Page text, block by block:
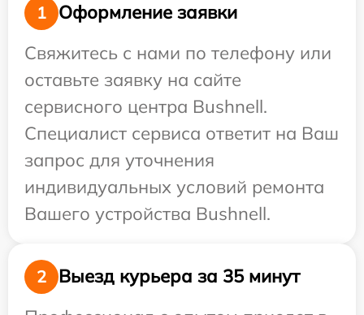
1
Оформление заявки
Свяжитесь с нами по телефону или
оставьте заявку на сайте
сервисного центра Bushnell.
Специалист сервиса ответит на Ваш
запрос для уточнения
индивидуальных условий ремонта
Вашего устройства Bushnell.
2
Выезд курьера за 35 минут